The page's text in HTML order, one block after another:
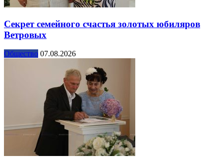
Секрет семейного счастья золотых юбиляров
Ветровых
Общество 07.08.2026